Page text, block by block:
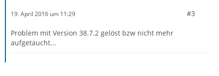
19. April 2016 um 11:29 #3
Problem mit Version 38.7.2 gelöst bzw nicht mehr
aufgetaucht...